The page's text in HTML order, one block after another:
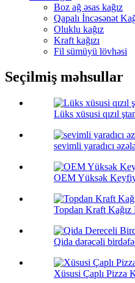
Boz ağ əsas kağız
Qapalı İncəsənət
Oluklu kağız
Kraft kağızı
Fil sümüyü lövhəsi
Seçilmiş məhsullar
Lüks xüsusi qızıl
sevimli yaradıcı
OEM Yüksək
Topdan Kraft Kağız
Qida dərəcəli
Xüsusi Çaplı Pizza